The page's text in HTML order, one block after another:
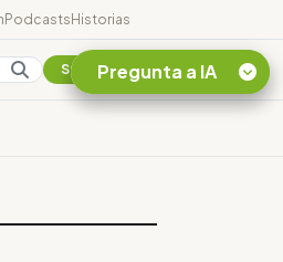
PodcastsHistorias
SuscribirsePregunta a IA